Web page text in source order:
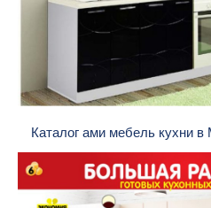
Каталог ами мебель кухни в